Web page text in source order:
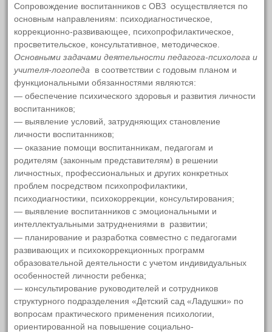
Стипендии и меры поддержки
обучающихся
Международное сотрудничество
Организация питания в
образовательной организации
МЕНЮ ежедневного горячего
Образовательные стандарты и
требования
Порядок комплектования
воспитанниками: прием, перевод,
информация об очередности
Информация о зачислении
воспитанников
2023
Сопровождение воспитанников с ОВЗ осуществляется по
основным направлениям: психодиагностическое,
коррекционно-развивающее, психопрофилактическое,
просветительское, консультативное, методическое.
Основными задачами деятельности педагога-психолога и
учителя-логопеда
в соответствии с годовым планом и
функциональными обязанностями являются:
— обеспечение психического здоровья и развития личности
воспитанников;
— выявление условий, затрудняющих становление
личности воспитанников;
— оказание помощи воспитанникам, педагогам и
родителям (законным представителям) в решении
личностных, профессиональных и других конкретных
проблем посредством психопрофилактики,
психодиагностики, психокоррекции, консультирования;
— выявление воспитанников с эмоциональными и
интеллектуальными затруднениями в развитии;
— планирование и разработка совместно с педагогами
развивающих и психокоррекционных программ
образовательной деятельности с учетом индивидуальных
особенностей личности ребенка;
— консультирование руководителей и сотрудников
структурного подразделения «Детский сад «Ладушки» по
вопросам практического применения психологии,
ориентированной на повышение социально-